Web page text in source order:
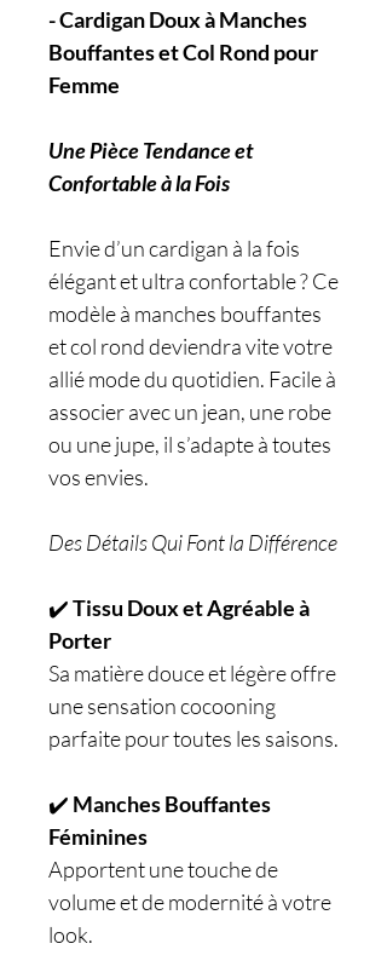
- Cardigan Doux à Manches
Bouffantes et Col Rond pour
Femme
Une Pièce Tendance et
Confortable à la Fois
Envie d’un cardigan à la fois
élégant et ultra confortable ? Ce
modèle à manches bouffantes
et col rond deviendra vite votre
allié mode du quotidien. Facile à
associer avec un jean, une robe
ou une jupe, il s’adapte à toutes
vos envies.
Des Détails Qui Font la Différence
✔️Tissu Doux et Agréable à
Porter
Sa matière douce et légère offre
une sensation cocooning
parfaite pour toutes les saisons.
✔️ Manches Bouffantes
Féminines
Apportent une touche de
volume et de modernité à votre
look.